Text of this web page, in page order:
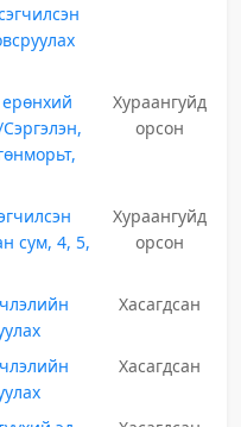
Хураангуйд
орсон
сум, 4, 5,
Хураангуйд
орсон
Хасагдсан
Хасагдсан